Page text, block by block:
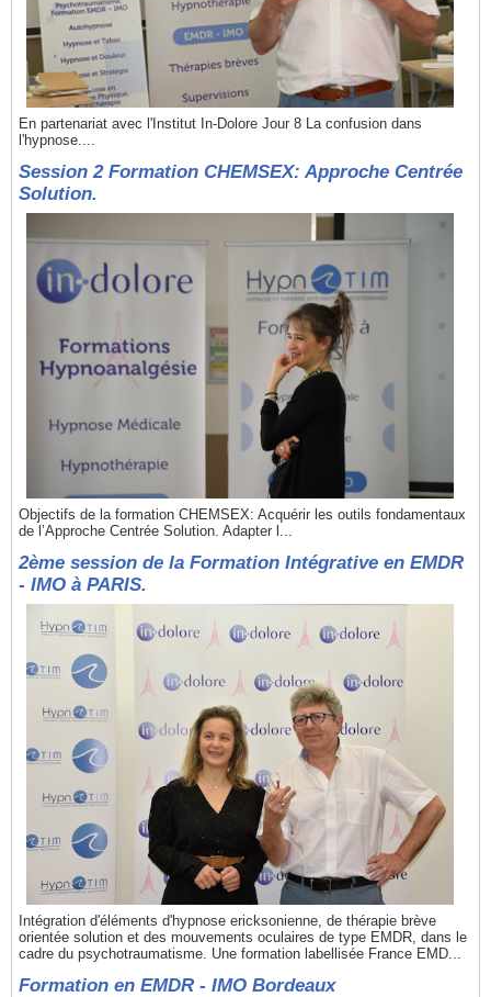
En partenariat avec l'Institut In-Dolore Jour 8 La confusion dans
l'hypnose....
Session 2 Formation CHEMSEX: Approche Centrée
Solution.
Objectifs de la formation CHEMSEX: Acquérir les outils fondamentaux
de l’Approche Centrée Solution. Adapter l...
2ème session de la Formation Intégrative en EMDR
- IMO à PARIS.
Intégration d'éléments d'hypnose ericksonienne, de thérapie brève
orientée solution et des mouvements oculaires de type EMDR, dans le
cadre du psychotraumatisme. Une formation labellisée France EMD...
Formation en EMDR - IMO Bordeaux